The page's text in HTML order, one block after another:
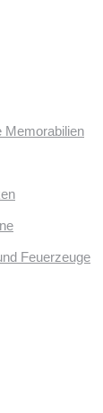
Memorabilien
Feuerzeuge